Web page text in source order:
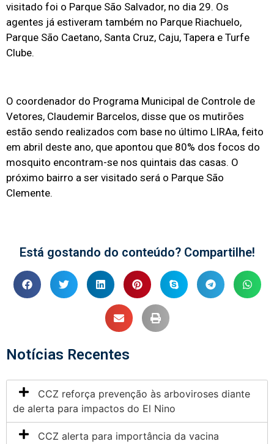
visitado foi o Parque São Salvador, no dia 29. Os
agentes já estiveram também no Parque Riachuelo,
Parque São Caetano, Santa Cruz, Caju, Tapera e Turfe
Clube.
O coordenador do Programa Municipal de Controle de
Vetores, Claudemir Barcelos, disse que os mutirões
estão sendo realizados com base no último LIRAa, feito
em abril deste ano, que apontou que 80% dos focos do
mosquito encontram-se nos quintais das casas. O
próximo bairro a ser visitado será o Parque São
Clemente.
Está gostando do conteúdo? Compartilhe!
Notícias Recentes
CCZ reforça prevenção às arboviroses diante
de alerta para impactos do El Nino
CCZ alerta para importância da vacina